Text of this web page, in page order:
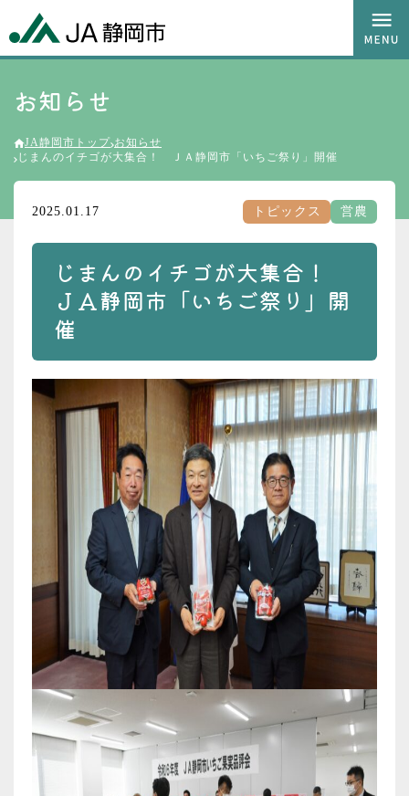
お知らせ
JA静岡市トップ お知らせ
じまんのイチゴが大集合！ ＪＡ静岡市「いちご祭り」開催
2025.01.17 トピックス 営農
じまんのイチゴが大集合！
ＪＡ静岡市「いちご祭り」開
催